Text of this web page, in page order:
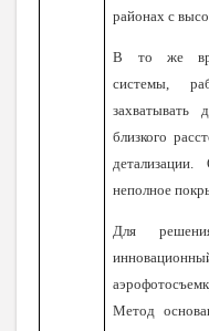
районах с
В то же
системы,
захватывать
близкого
неполное
Для
Метод